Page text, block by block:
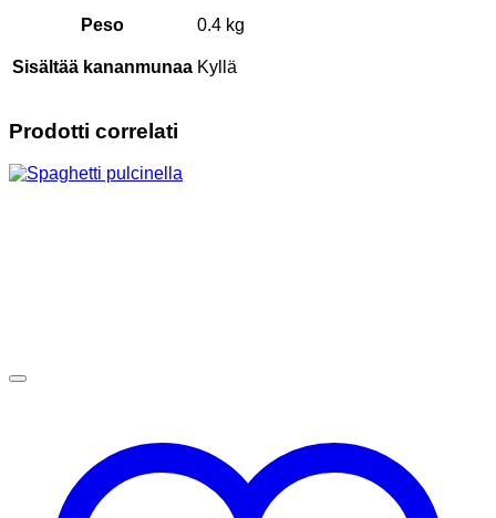
Peso 0.4 kg
Sisältää kananmunaa Kyllä
Prodotti correlati